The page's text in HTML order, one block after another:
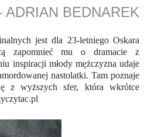
ADRIAN BEDNAREK
jest dla 23-letniego Oskara
zapomnieć mu o dramacie z
inspiracji młody mężczyzna udaje
nastolatki. Tam poznaje
z wyższych sfer, która wkrótce